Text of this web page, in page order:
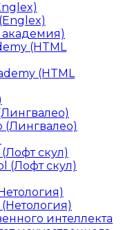
академия)
(HTML
(HTML
(Лингвалео)
скул)
(Лофт скул)
интеллекта